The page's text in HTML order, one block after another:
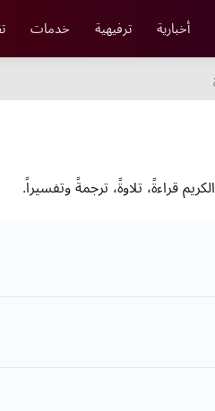
أخبارية ترفيهية خدمات
قراءةً، تلاوةً، ترجمةً وتفسيراً.